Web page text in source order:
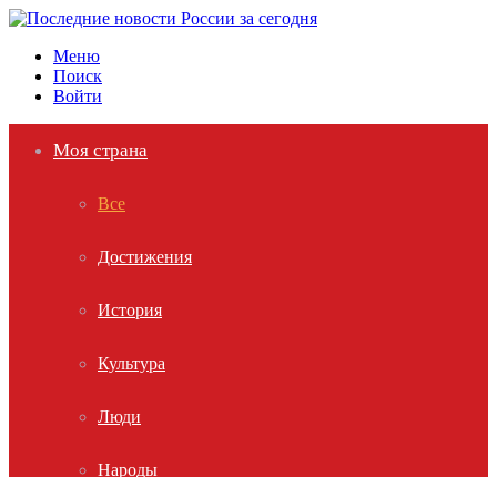
Меню
Поиск
Войти
Моя страна
Все
Достижения
История
Культура
Люди
Народы